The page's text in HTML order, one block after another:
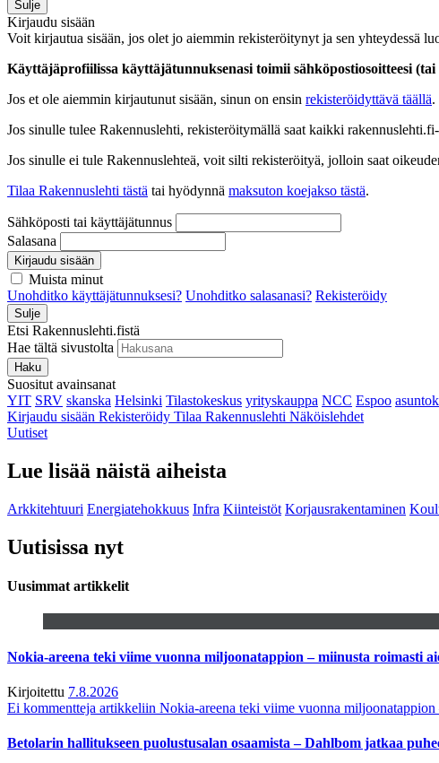
Sulje
Kirjaudu sisään
Voit kirjautua sisään, jos olet jo aiemmin rekisteröitynyt ja sen yhteydessä
Käyttäjäprofiilissa käyttäjätunnuksenasi toimii sähköpostiosoitteesi
Jos et ole aiemmin kirjautunut sisään, sinun on ensin rekisteröidyttävä täällä.
Jos sinulle tulee Rakennuslehti, rekisteröitymällä saat kaikki
Jos sinulle ei tule Rakennuslehteä, voit silti rekisteröityä, jolloin saat
Tilaa Rakennuslehti tästä tai hyödynnä maksuton koejakso tästä.
Sähköposti tai käyttäjätunnus
Salasana
Kirjaudu sisään
Muista minut
Unohditko käyttäjätunnuksesi? Unohditko salasanasi? Rekisteröidy
Sulje
Etsi Rakennuslehti.fistä
Hae tältä sivustolta
Haku
Suositut avainsanat
YIT SRV skanska Helsinki Tilastokeskus yrityskauppa NCC Espoo
Kirjaudu sisään Rekisteröidy Tilaa Rakennuslehti Näköislehdet
Uutiset
Lue lisää näistä aiheista
Arkkitehtuuri Energiatehokkuus Infra Kiinteistöt Korjausrakentaminen
Uutisissa nyt
Uusimmat artikkelit
Nokia-areena teki viime vuonna miljoonatappion – miinusta roimasti
Kirjoitettu 7.8.2026
Ei kommentteja artikkeliin Nokia-areena teki viime vuonna miljoonatappion
Betolarin hallitukseen puolustusalan osaamista – Dahlbom jatkaa